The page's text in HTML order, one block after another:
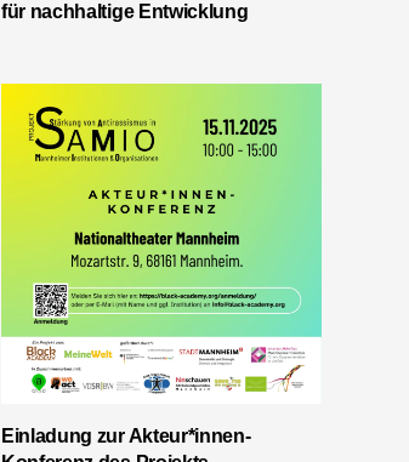
für nachhaltige Entwicklung
Einladung zur Akteur*innen-